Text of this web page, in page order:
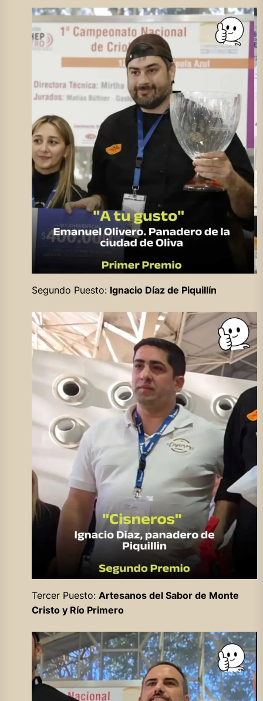
Segundo Puesto: Ignacio Díaz de Piquillín
Tercer Puesto: Artesanos del Sabor de Monte
Cristo y Río Primero